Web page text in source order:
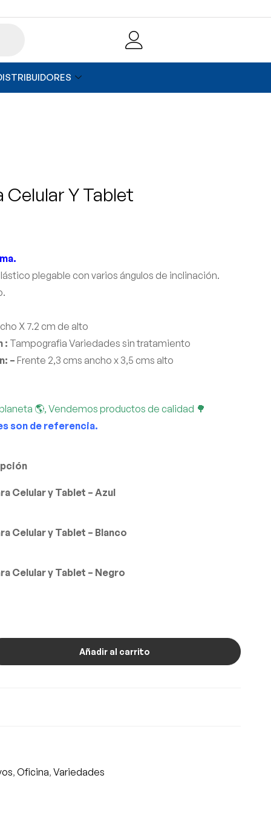
Celular Y Tablet
plegable con varios ángulos de inclinación.
X 7.2 cm de alto
: Tampografia Variedades sin tratamiento
– Frente 2,3 cms ancho x 3,5 cms alto
🌎, Vendemos productos de calidad 🌳
son de referencia.
Celular y Tablet – Azul
Celular y Tablet – Blanco
Celular y Tablet – Negro
Añadir al carrito
, Oficina, Variedades